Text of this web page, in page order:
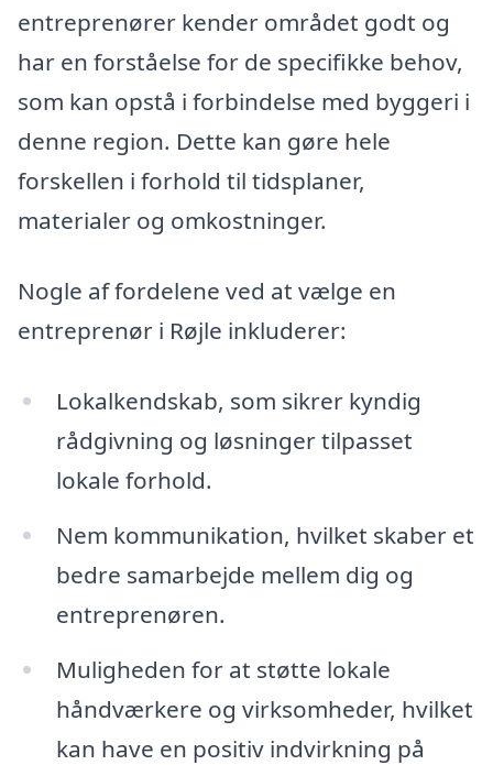
entreprenører kender området godt og
har en forståelse for de specifikke behov,
som kan opstå i forbindelse med byggeri i
denne region. Dette kan gøre hele
forskellen i forhold til tidsplaner,
materialer og omkostninger.
Nogle af fordelene ved at vælge en
entreprenør i Røjle inkluderer:
Lokalkendskab, som sikrer kyndig
rådgivning og løsninger tilpasset
lokale forhold.
Nem kommunikation, hvilket skaber et
bedre samarbejde mellem dig og
entreprenøren.
Muligheden for at støtte lokale
håndværkere og virksomheder, hvilket
kan have en positiv indvirkning på